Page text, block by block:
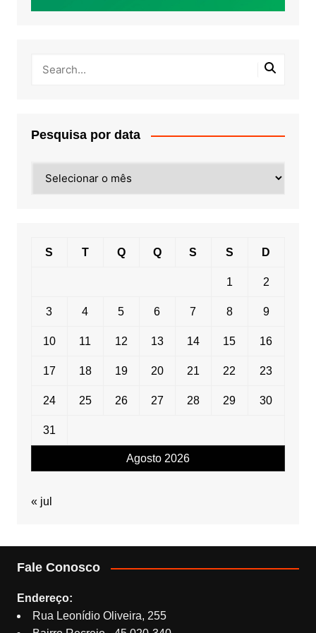
Pesquisa por data
por
Agosto 2026
S T Q Q S S D
1 2
3 4 5 6 7 8 9
10 11 12 13 14 15 16
17 18 19 20 21 22 23
24 25 26 27 28 29 30
31
« jul
Fale Conosco
Endereço:
Rua Leonídio Oliveira, 255